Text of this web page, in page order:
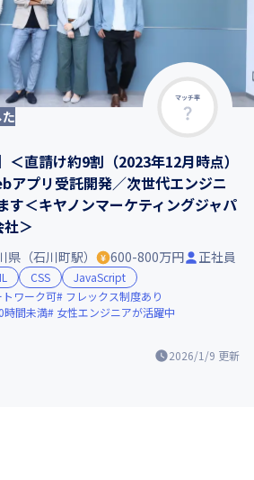
マッチ率
＜直請け約9割（2023年12月時点）
アプリ受託開発／次世代エンジニ
す＜キヤノンマーケティングジャパ
＞
2026/1/9 更新
県（石川町駅） 600-800万円 正社員
CSS
JavaScript
トワーク可
フレックス制度あり
時間未満
女性エンジニアが活躍中